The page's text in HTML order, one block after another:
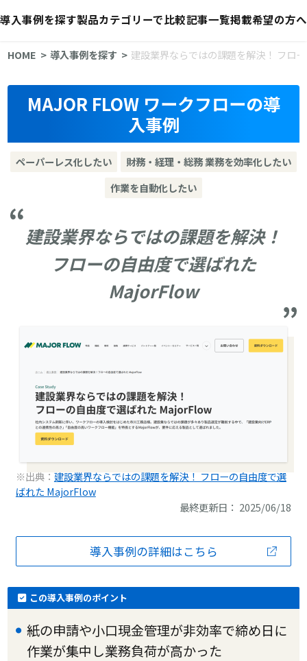
導入事例を探す製品カテゴリーで比較記事一覧掲載希望の方へ
HOME 導入事例を探す 建設業界ならではの課題を解決！ フロ
MAJOR FLOW ワークフローの導
入事例
ペーパーレス化したい
財務・経理・総務 業務を効率化したい
作業を自動化したい
建設業界ならではの課題を解決！
フローの自由度で選ばれた
MajorFlow
※出典： 建設業界ならではの課題を解決！ フローの自由度で選
ばれた MajorFlow
最終更新日： 2025/06/18
導入事例の詳細はこちら
この導入事例のポイント
紙の申請や小口現金管理が非効率で締め日に
作業が集中し業務負荷が高かった